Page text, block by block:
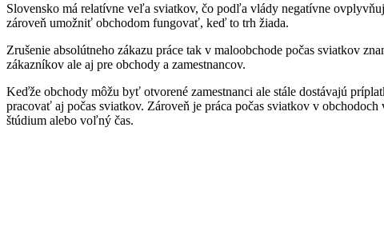
Slovensko má relatívne veľa sviatkov, čo podľa vlády negatívne
zároveň umožniť obchodom fungovať, keď to trh žiada.
Zrušenie absolútneho zákazu práce tak v maloobchode počas sviatkov
zákazníkov ale aj pre obchody a zamestnancov.
Keďže obchody môžu byť otvorené zamestnanci ale stále dostávajú
pracovať aj počas sviatkov. Zároveň je práca počas sviatkov v
štúdium alebo voľný čas.